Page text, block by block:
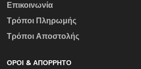
Επικοινωνία
Τρόποι Πληρωμής
Τρόποι Αποστολής
ΌΡΟΙ & ΑΠΌΡΡΗΤΟ